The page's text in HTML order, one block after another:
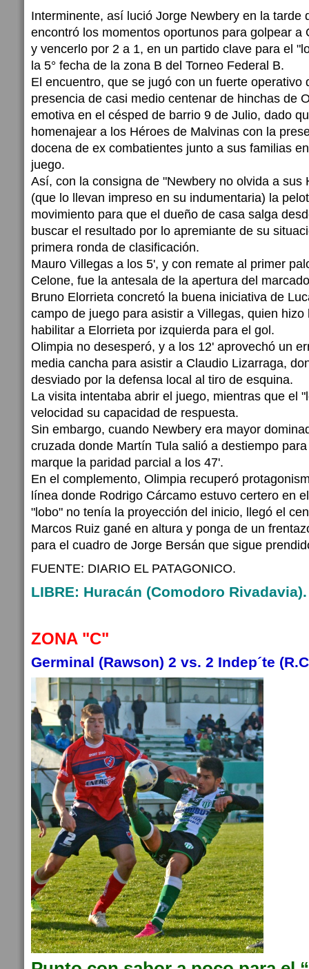
Interminente, así lució Jorge Newbery en la tarde
encontró los momentos oportunos para golpear a
y vencerlo por 2 a 1, en un partido clave para el
la 5° fecha de la zona B del Torneo Federal B.
El encuentro, que se jugó con un fuerte operativo
presencia de casi medio centenar de hinchas de
emotiva en el césped de barrio 9 de Julio, dado
homenajear a los Héroes de Malvinas con la
docena de ex combatientes junto a sus familias
juego.
Así, con la consigna de "Newbery no olvida a sus
(que lo llevan impreso en su indumentaria) la
movimiento para que el dueño de casa salga
buscar el resultado por lo apremiante de su
primera ronda de clasificación.
Mauro Villegas a los 5', y con remate al primer
Celone, fue la antesala de la apertura del
Bruno Elorrieta concretó la buena iniciativa de
campo de juego para asistir a Villegas, quien
habilitar a Elorrieta por izquierda para el gol.
Olimpia no desesperó, y a los 12' aprovechó un
media cancha para asistir a Claudio Lizarraga,
desviado por la defensa local al tiro de esquina.
La visita intentaba abrir el juego, mientras que el
velocidad su capacidad de respuesta.
Sin embargo, cuando Newbery era mayor
cruzada donde Martín Tula salió a destiempo
marque la paridad parcial a los 47'.
En el complemento, Olimpia recuperó
línea donde Rodrigo Cárcamo estuvo certero en
"lobo" no tenía la proyección del inicio, llegó el
Marcos Ruiz gané en altura y ponga de un
para el cuadro de Jorge Bersán que sigue
FUENTE: DIARIO EL PATAGONICO.
LIBRE: Huracán (Comodoro Rivadavia).
ZONA "C"
Germinal (Rawson) 2 vs. 2 Indep´te